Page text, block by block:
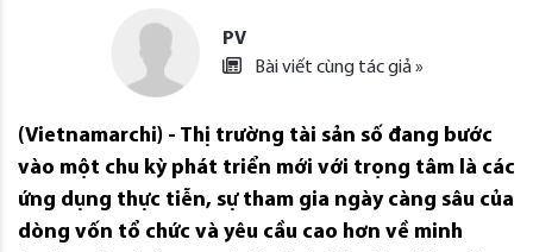
PV
Bài viết cùng tác giả »
(Vietnamarchi) - Thị trường tài sản số đang bước
vào một chu kỳ phát triển mới với trọng tâm là các
ứng dụng thực tiễn, sự tham gia ngày càng sâu của
dòng vốn tổ chức và yêu cầu cao hơn về minh